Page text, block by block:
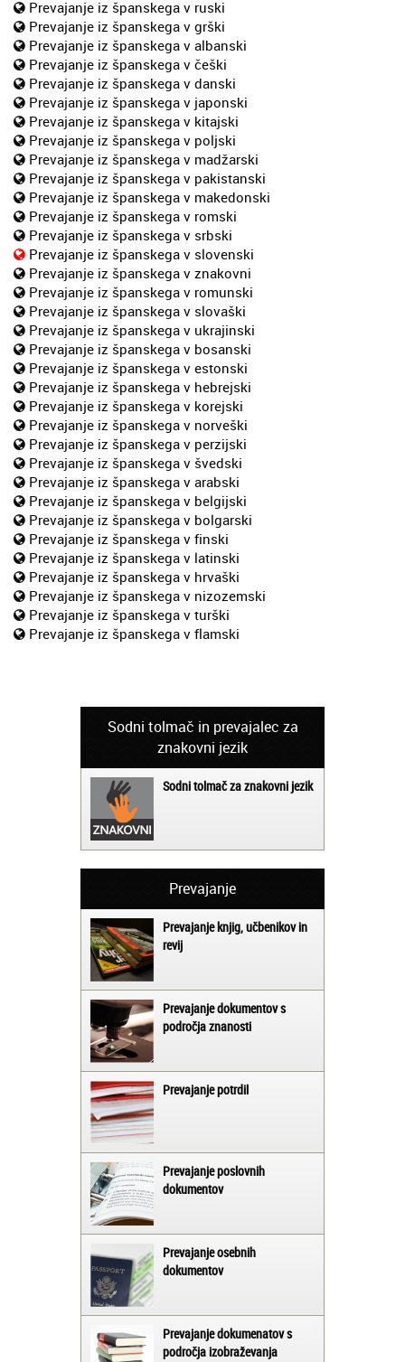
Prevajanje iz španskega v ruski
Prevajanje iz španskega v grški
Prevajanje iz španskega v albanski
Prevajanje iz španskega v češki
Prevajanje iz španskega v danski
Prevajanje iz španskega v japonski
Prevajanje iz španskega v kitajski
Prevajanje iz španskega v poljski
Prevajanje iz španskega v madžarski
Prevajanje iz španskega v pakistanski
Prevajanje iz španskega v makedonski
Prevajanje iz španskega v romski
Prevajanje iz španskega v srbski
Prevajanje iz španskega v slovenski
Prevajanje iz španskega v znakovni
Prevajanje iz španskega v romunski
Prevajanje iz španskega v slovaški
Prevajanje iz španskega v ukrajinski
Prevajanje iz španskega v bosanski
Prevajanje iz španskega v estonski
Prevajanje iz španskega v hebrejski
Prevajanje iz španskega v korejski
Prevajanje iz španskega v norveški
Prevajanje iz španskega v perzijski
Prevajanje iz španskega v švedski
Prevajanje iz španskega v arabski
Prevajanje iz španskega v belgijski
Prevajanje iz španskega v bolgarski
Prevajanje iz španskega v finski
Prevajanje iz španskega v latinski
Prevajanje iz španskega v hrvaški
Prevajanje iz španskega v nizozemski
Prevajanje iz španskega v turški
Prevajanje iz španskega v flamski
Sodni tolmač in prevajalec za
znakovni jezik
Sodni tolmač za znakovni jezik
Prevajanje
Prevajanje knjig, učbenikov in
revij
Prevajanje dokumentov s
področja znanosti
Prevajanje potrdil
Prevajanje poslovnih
dokumentov
Prevajanje osebnih
dokumentov
Prevajanje dokumenatov s
področja izobraževanja